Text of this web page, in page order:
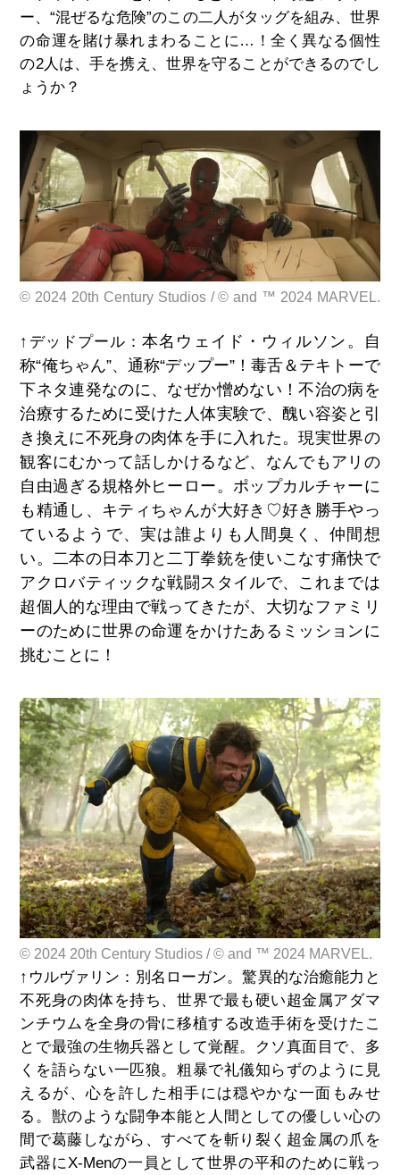
ー、“混ぜるな危険”のこの二人がタッグを組み、世界
の命運を賭け暴れまわることに…！全く異なる個性
の2人は、手を携え、世界を守ることができるのでし
ょうか？
© 2024 20th Century Studios / © and ™ 2024 MARVEL.
↑デッドプール：本名ウェイド・ウィルソン。自
称“俺ちゃん”、通称“デップー”！毒舌＆テキトーで
下ネタ連発なのに、なぜか憎めない！不治の病を
治療するために受けた人体実験で、醜い容姿と引
き換えに不死身の肉体を手に入れた。現実世界の
観客にむかって話しかけるなど、なんでもアリの
自由過ぎる規格外ヒーロー。ポップカルチャーに
も精通し、キティちゃんが大好き♡好き勝手やっ
ているようで、実は誰よりも人間臭く、仲間想
い。二本の日本刀と二丁拳銃を使いこなす痛快で
アクロバティックな戦闘スタイルで、これまでは
超個人的な理由で戦ってきたが、大切なファミリ
ーのために世界の命運をかけたあるミッションに
挑むことに！
© 2024 20th Century Studios / © and ™ 2024 MARVEL.
↑ウルヴァリン：別名ローガン。驚異的な治癒能力と
不死身の肉体を持ち、世界で最も硬い超金属アダマ
ンチウムを全身の骨に移植する改造手術を受けたこ
とで最強の生物兵器として覚醒。クソ真面目で、多
くを語らない一匹狼。粗暴で礼儀知らずのように見
えるが、心を許した相手には穏やかな一面もみせ
る。獣のような闘争本能と人間としての優しい心の
間で葛藤しながら、すべてを斬り裂く超金属の爪を
武器にX-Menの一員として世界の平和のために戦っ